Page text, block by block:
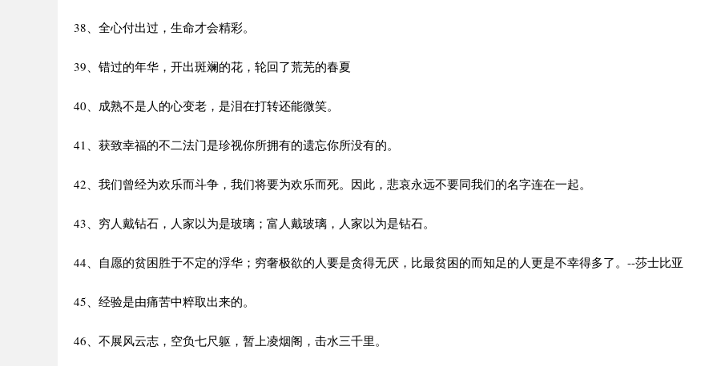
38、全心付出过，生命才会精彩。
39、错过的年华，开出斑斓的花，轮回了荒芜的春夏
40、成熟不是人的心变老，是泪在打转还能微笑。
41、获致幸福的不二法门是珍视你所拥有的遗忘你所没有的。
42、我们曾经为欢乐而斗争，我们将要为欢乐而死。因此，悲哀永远不要同我们的名字连在一起。
43、穷人戴钻石，人家以为是玻璃；富人戴玻璃，人家以为是钻石。
44、自愿的贫困胜于不定的浮华；穷奢极欲的人要是贪得无厌，比最贫困的而知足的人更是不幸得多了。--莎士比亚
45、经验是由痛苦中粹取出来的。
46、不展风云志，空负七尺躯，暂上凌烟阁，击水三千里。